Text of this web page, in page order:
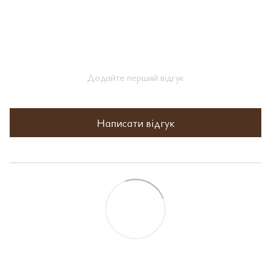
Додайте перший відгук
Написати відгук